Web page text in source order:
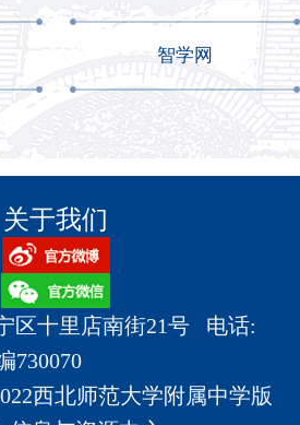
智学网
关于我们
区十里店南街21号 电话:
730070
西北师范大学附属中学版